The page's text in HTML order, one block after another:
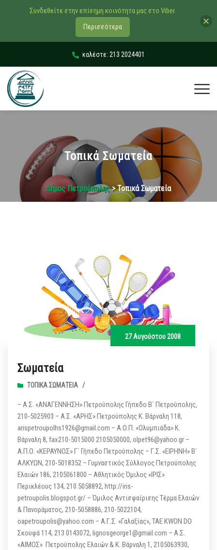
καλέστε: 213 2024401
Τοπικά Σωματεία
Δήμος Πετρούπολης> Τοπικά Σωματεία
27 Αυγούστου 2008
Σωματεία
ΤΟΠΙΚΆ ΣΩΜΑΤΕΊΑ /
– Α.Σ. «ΑΝΑΓΕΝΝΗΣΗ» Πετρούπολης Γήπεδο Β΄ Πετρούπολης,
210-5025903 – Α.Σ. «ΑΡΗΣ» Πετρούπολης Κ. Βάρναλη 118,
arispetroupolhs1926@gmail.com – Α.Ο.Π. «Ολυμπιάδα» Κ.
Βάρναλη 8, fax210-5015000 2105050000, olpet96@yahoo.gr –
Α.Π.Ο. «ΚΕΡΑΥΝΟΣ» Γ΄ Γήπεδο Πετρούπολης – Γ.Σ. «ΕΙΡΗΝΗ» Β΄
ΑΛΚΥΩΝ, 210-5018352 – Γυμναστικός Σύλλογος Πετρούπολης
Ελαιών 186, 2105061800 – Αθλητικός Όμιλος «ΙΡΙΣ»
Περικλέους 134, 210 5058892, http://iris-
petroupolis.blogspot.gr/ – Όμιλος Αντισφαίρισης Τέρμα Ελαιών
& Πανοράματος, 210-5058886, 210-5022104,
oapetroupolis@yahoo.com – Α.Γ.Σ. «Γαλαξίας», TAE KWON DO
Σκουφά 114, 213 0143072, lignosgeorge1@gmail.com – Α.Σ.
«ΑΙΜΟΣ» Πετρούπολης Ελαιών & Κ. Βάρναλη 1, 2105063930,
Συνδεθείτε στην επίσημη κοινότητα μας στο Viber.
Περισσότερα